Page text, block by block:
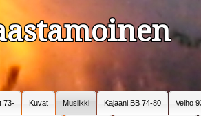
73- Kuvat Musiikki Kajaani BB 74-80 Velho